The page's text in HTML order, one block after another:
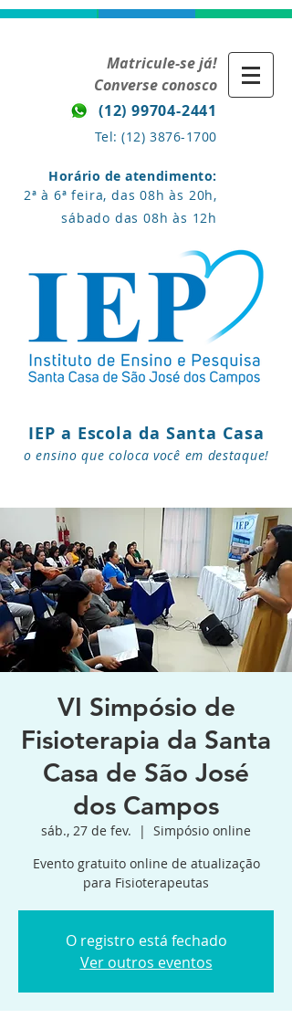
Matricule-se já!
Converse conosco
(12) 99704-2441
Tel:(12) 3876-1700
Horário de atendimento:
2ª à 6ª feira, das 08h às 20h,
sábado das 08h às 12h
IEP a Escola da Santa Casa
o ensino que coloca você em destaque!
VI Simpósio de
Fisioterapia da Santa
Casa de São José
dos Campos
sáb., 27 de fev.
  |
Simpósio online
Evento gratuito online de atualização
para Fisioterapeutas
O registro está fechado
Ver outros eventos